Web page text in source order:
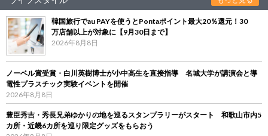
韓国旅行でau PAYを使うとPontaポイント最大20％還元！30
万店舗以上が対象に【9月30日まで】
2026年8月8日
ノーベル賞受賞・白川英樹博士が小中高生を直接指導 名城大学が講演会と導
電性プラスチック実験イベントを開催
2026年8月8日
豊臣秀吉・秀長兄弟ゆかりの地を巡るスタンプラリーがスタート 和歌山市内5
カ所・近畿6カ所を巡り限定グッズをもらおう